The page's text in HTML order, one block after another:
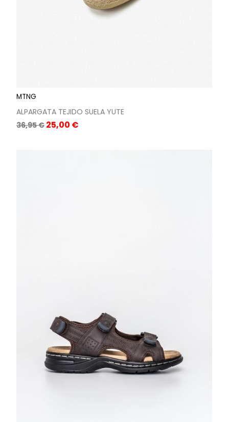
MTNG
ALPARGATA TEJIDO SUELA YUTE
Precio
36,95 € Precio
25,00 €